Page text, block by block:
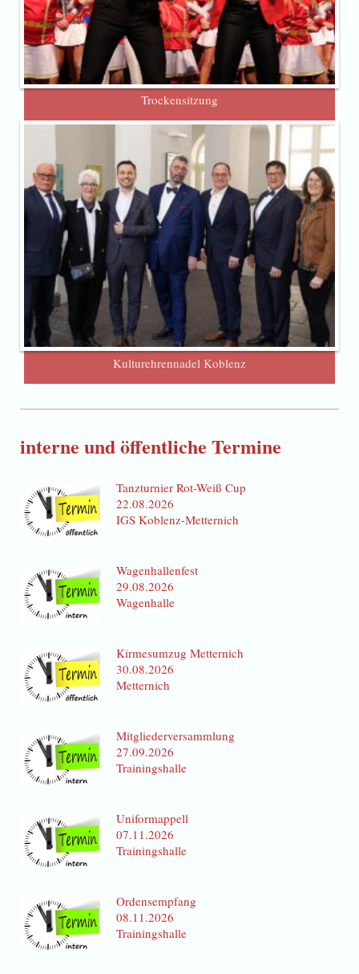
Trockensitzung
Kulturehrennadel Koblenz
interne und öffentliche Termine
Tanzturnier Rot-Weiß Cup
22.08.2026
IGS Koblenz-Metternich
Wagenhallenfest
29.08.2026
Wagenhalle
Kirmesumzug Metternich
30.08.2026
Metternich
Mitgliederversammlung
27.09.2026
Trainingshalle
Uniformappell
07.11.2026
Trainingshalle
Ordensempfang
08.11.2026
Trainingshalle